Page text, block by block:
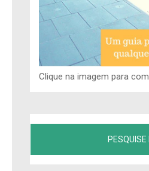
Clique na imagem para